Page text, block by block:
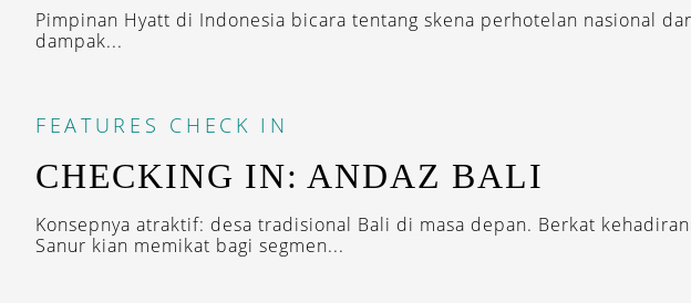
Pimpinan Hyatt di Indonesia bicara tentang skena perhotelan nasional
dampak...
FEATURES CHECK IN
CHECKING IN: ANDAZ BALI
Konsepnya atraktif: desa tradisional Bali di masa depan. Berkat
Sanur kian memikat bagi segmen...